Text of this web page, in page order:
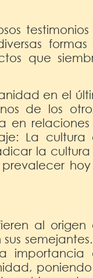
formas
que
en el
de los
en relaciones
La cultura
la cultura
hoy
al origen
semejantes.
importancia